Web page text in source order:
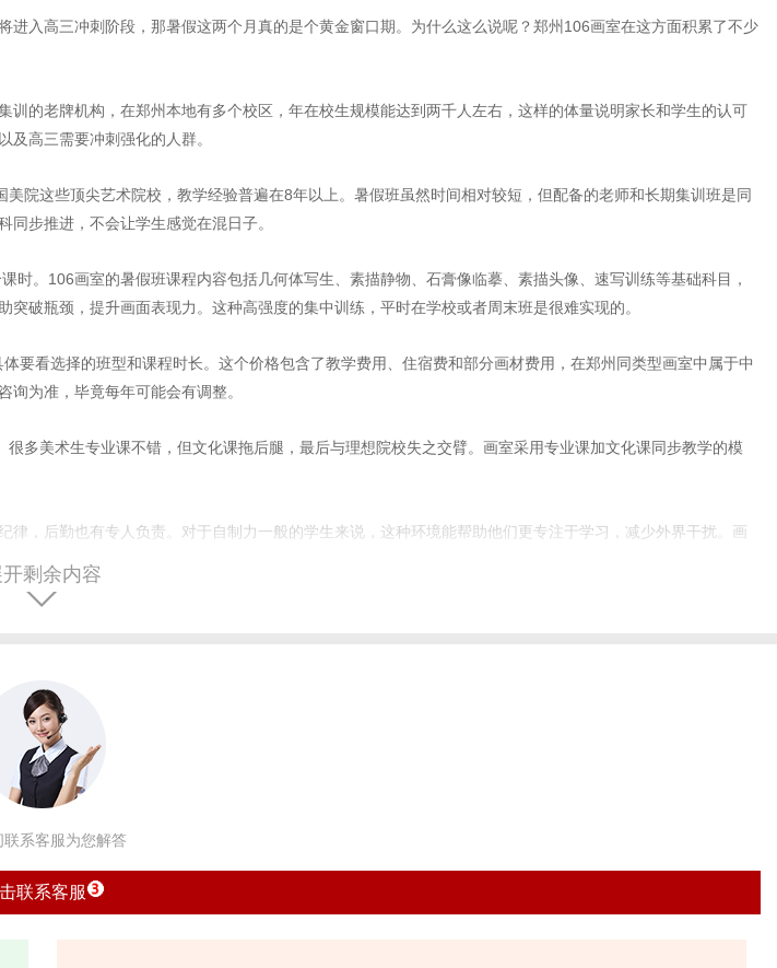
入高三冲刺阶段，那暑假这两个月真的是个黄金窗口期。为什么这么说呢？郑州106画室在这方面积累了不少
的老牌机构，在郑州本地有多个校区，年在校生规模能达到两千人左右，这样的体量说明家长和学生的认可
高三需要冲刺强化的人群。
院这些顶尖艺术院校，教学经验普遍在8年以上。暑假班虽然时间相对较短，但配备的老师和长期集训班是同
步推进，不会让学生感觉在混日子。
。106画室的暑假班课程内容包括几何体写生、素描静物、石膏像临摹、素描头像、速写训练等基础科目，
破瓶颈，提升画面表现力。这种高强度的集中训练，平时在学校或者周末班是很难实现的。
要看选择的班型和课程时长。这个价格包含了教学费用、住宿费和部分画材费用，在郑州同类型画室中属于中
为准，毕竟每年可能会有调整。
多美术生专业课不错，但文化课拖后腿，最后与理想院校失之交臂。画室采用专业课加文化课同步教学的模
，后勤也有专人负责。对于自制力一般的学生来说，这种环境能帮助他们更专注于学习，减少外界干扰。画
开剩余内容
联系客服为您解答
联系客服